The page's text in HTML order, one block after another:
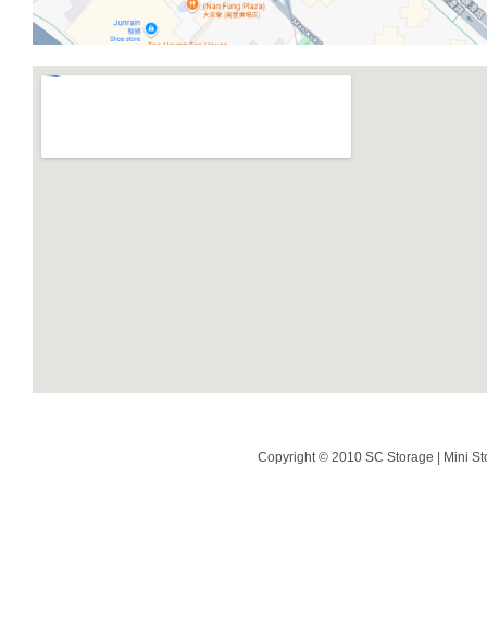
Copyright © 2010 SC Storage | Mini